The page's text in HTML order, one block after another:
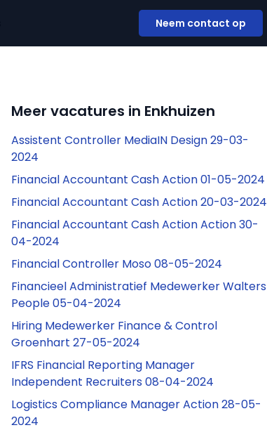
Neem contact op
Meer vacatures in Enkhuizen
Assistent Controller MediaIN Design 29-03-
2024
Financial Accountant Cash Action 01-05-2024
Financial Accountant Cash Action 20-03-2024
Financial Accountant Cash Action Action 30-
04-2024
Financial Controller Moso 08-05-2024
Financieel Administratief Medewerker Walters
People 05-04-2024
Hiring Medewerker Finance & Control
Groenhart 27-05-2024
IFRS Financial Reporting Manager
Independent Recruiters 08-04-2024
Logistics Compliance Manager Action 28-05-
2024